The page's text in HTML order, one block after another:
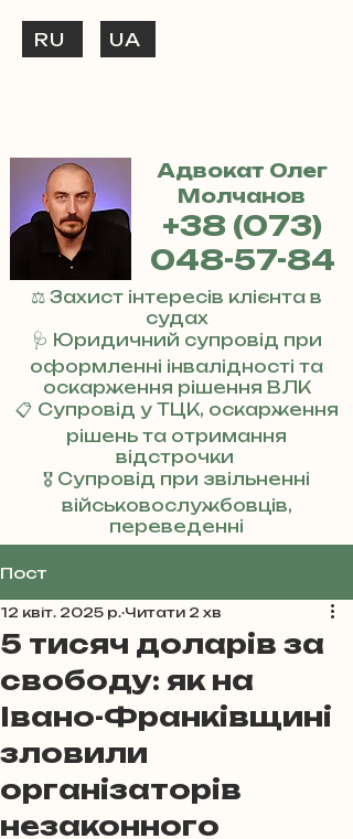
UA
RU
Адвокат Олег
Молчанов
+38 (073)
048-57-84
⚖️ Захист інтересів клієнта в
судах
🩺 Юридичний супровід при
оформленні інвалідності та
оскарження рішення ВЛК
📋 Супровід у ТЦК, оскарження
рішень та отримання
відстрочки
🎖 Супровід при звільненні
військовослужбовців,
переведенні
Реклама
Пост
5 тисяч доларів за
свободу: як на
Івано-Франківщині
зловили
організаторів
незаконного
12 квіт. 2025 р. Читати 2 хв